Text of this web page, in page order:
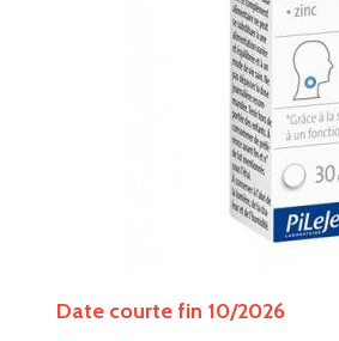
Date courte fin 10/2026